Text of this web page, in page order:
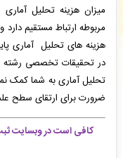
میثم امیریان: سفارش طراحی لوگو
۰۵/۰۵/۱۷ ۱۷:۵۷:۱۰)
: پیش فاکتور
حال انجام است. -( شنبه ۰۵/۰۵/۱۷ ۱۷:۵۴:۵۱)
آتیه حاتمی: سفارش ویراستاری
۰۵/۰۵/۱۷ ۱۷:۴۵:۰۰)
میزان هزینه تحلیل
مربوطه ارتباط مستقیم
هزینه های تحلیل آماری
در تحقیقات تخصصی رشته
تحلیل آماری به شما کمک
ضرورت برای ارتقای سطح
کافی است در وبسایت